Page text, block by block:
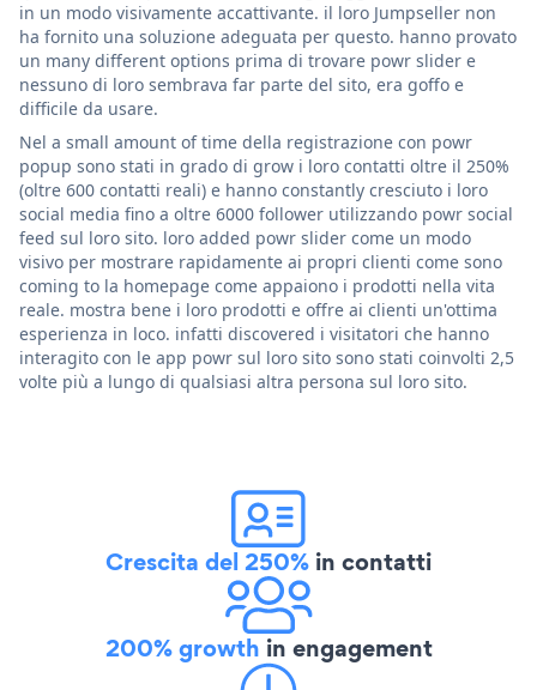
in un modo visivamente accattivante. il loro Jumpseller non
ha fornito una soluzione adeguata per questo. hanno provato
un many different options prima di trovare powr slider e
nessuno di loro sembrava far parte del sito, era goffo e
difficile da usare.
Nel a small amount of time della registrazione con powr
popup sono stati in grado di grow i loro contatti oltre il 250%
(oltre 600 contatti reali) e hanno constantly cresciuto i loro
social media fino a oltre 6000 follower utilizzando powr social
feed sul loro sito. loro added powr slider come un modo
visivo per mostrare rapidamente ai propri clienti come sono
coming to la homepage come appaiono i prodotti nella vita
reale. mostra bene i loro prodotti e offre ai clienti un'ottima
esperienza in loco. infatti discovered i visitatori che hanno
interagito con le app powr sul loro sito sono stati coinvolti 2,5
volte più a lungo di qualsiasi altra persona sul loro sito.
Crescita del 250% in contatti
200% growth in engagement